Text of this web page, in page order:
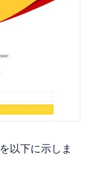
以下に示しま